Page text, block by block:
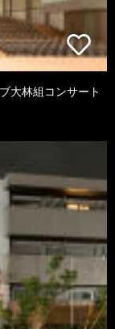
大林組コンサート